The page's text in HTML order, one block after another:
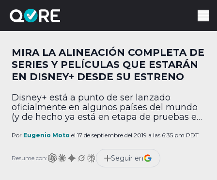
MIRA LA ALINEACIÓN COMPLETA DE
SERIES Y PELÍCULAS QUE ESTARÁN
EN DISNEY+ DESDE SU ESTRENO
Disney+ está a punto de ser lanzado
oficialmente en algunos países del mundo
(y de hecho ya está en etapa de pruebas en
confirmar el contenido que llegará a él. ¡Y es
series que estarán disponibles desde el 12
Por Eugenio Moto el 17 de septiembre del 2019 a las 6:35 pm PDT
Resume con: Seguir en